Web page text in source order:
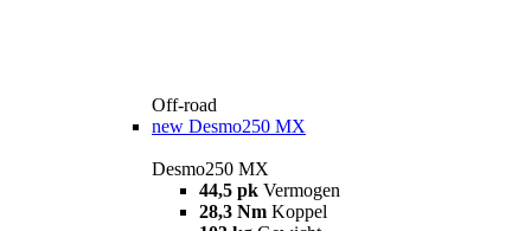
Off-road
new Desmo250 MX
Desmo250 MX
44,5 pk Vermogen
28,3 Nm Koppel